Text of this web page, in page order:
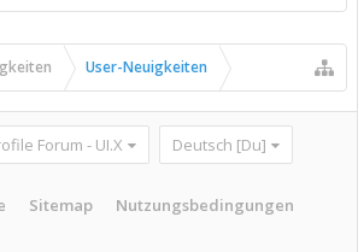
User-Neuigkeiten
Forum - UI.X Deutsch [Du]
Sitemap Nutzungsbedingungen